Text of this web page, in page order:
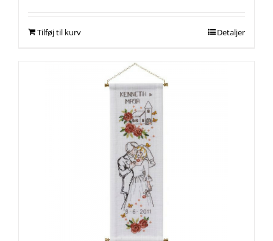
Tilføj til kurv Detaljer